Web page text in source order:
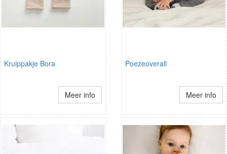
Kruippakje Bora
Meer info
Poezeoverall
Meer info